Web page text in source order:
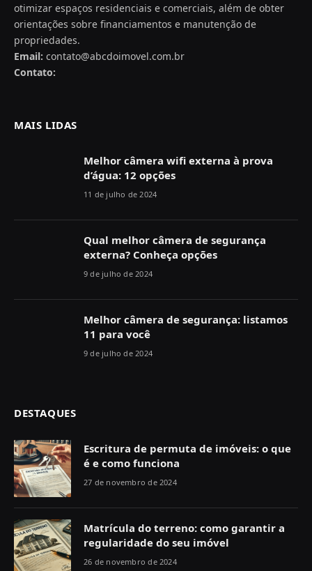
otimizar espaços residenciais e comerciais, além de obter
orientações sobre financiamentos e manutenção de
propriedades.
Email: contato@abcdoimovel.com.br
Contato:
MAIS LIDAS
Melhor câmera wifi externa à prova
d’água: 12 opções
11 de julho de 2024
Qual melhor câmera de segurança
externa? Conheça opções
9 de julho de 2024
Melhor câmera de segurança: listamos
11 para você
9 de julho de 2024
DESTAQUES
Escritura de permuta de imóveis: o que
é e como funciona
27 de novembro de 2024
Matrícula do terreno: como garantir a
regularidade do seu imóvel
26 de novembro de 2024